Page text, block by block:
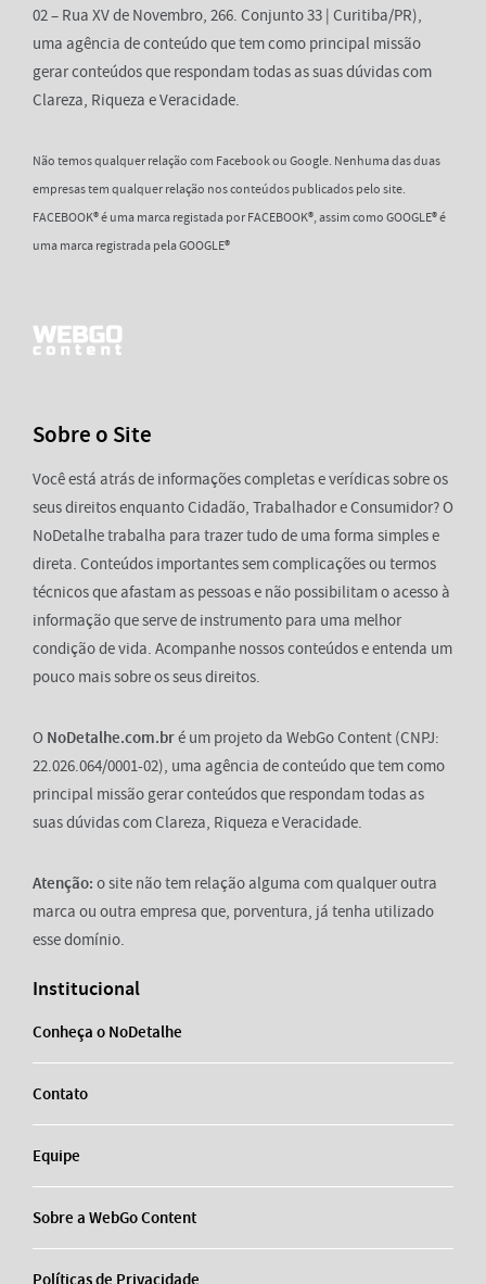
02 – Rua XV de Novembro, 266. Conjunto 33 | Curitiba/PR),
uma agência de conteúdo que tem como principal missão
gerar conteúdos que respondam todas as suas dúvidas com
Clareza, Riqueza e Veracidade.
Não temos qualquer relação com Facebook ou Google. Nenhuma das duas
empresas tem qualquer relação nos conteúdos publicados pelo site.
FACEBOOK® é uma marca registada por FACEBOOK®, assim como GOOGLE® é
uma marca registrada pela GOOGLE®
Sobre o Site
Você está atrás de informações completas e verídicas sobre os
seus direitos enquanto Cidadão, Trabalhador e Consumidor? O
NoDetalhe trabalha para trazer tudo de uma forma simples e
direta. Conteúdos importantes sem complicações ou termos
técnicos que afastam as pessoas e não possibilitam o acesso à
informação que serve de instrumento para uma melhor
condição de vida. Acompanhe nossos conteúdos e entenda um
pouco mais sobre os seus direitos.
O NoDetalhe.com.bré um projeto da WebGo Content (CNPJ:
22.026.064/0001-02), uma agência de conteúdo que tem como
principal missão gerar conteúdos que respondam todas as
suas dúvidas com Clareza, Riqueza e Veracidade.
Atenção: o site não tem relação alguma com qualquer outra
marca ou outra empresa que, porventura, já tenha utilizado
esse domínio.
Institucional
Conheça o NoDetalhe
Contato
Equipe
Sobre a WebGo Content